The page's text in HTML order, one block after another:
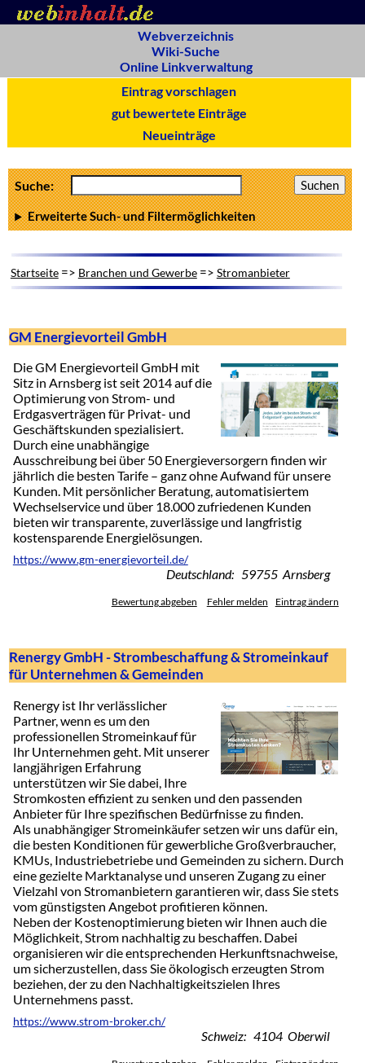
Webverzeichnis
Wiki-Suche
Online Linkverwaltung
Eintrag vorschlagen
gut bewertete Einträge
Neueinträge
Suche:
Erweiterte Such- und Filtermöglichkeiten
Startseite=> Branchen und Gewerbe=> Stromanbieter
GM Energievorteil GmbH
Die GM Energievorteil GmbH mit
Sitz in Arnsberg ist seit 2014 auf die
Optimierung von Strom- und
Erdgasverträgen für Privat- und
Geschäftskunden spezialisiert.
Durch eine unabhängige
Ausschreibung bei über 50 Energieversorgern finden wir
jährlich die besten Tarife – ganz ohne Aufwand für unsere
Kunden. Mit persönlicher Beratung, automatisiertem
Wechselservice und über 18.000 zufriedenen Kunden
bieten wir transparente, zuverlässige und langfristig
kostensparende Energielösungen.
https://www.gm-energievorteil.de/
Deutschland: 59755 Arnsberg
Bewertung abgeben Fehler melden Eintrag ändern
Renergy GmbH - Strombeschaffung & Stromeinkauf
für Unternehmen & Gemeinden
Renergy ist Ihr verlässlicher
Partner, wenn es um den
professionellen Stromeinkauf für
Ihr Unternehmen geht. Mit unserer
langjährigen Erfahrung
unterstützen wir Sie dabei, Ihre
Stromkosten effizient zu senken und den passenden
Anbieter für Ihre spezifischen Bedürfnisse zu finden.
Als unabhängiger Stromeinkäufer setzen wir uns dafür ein,
die besten Konditionen für gewerbliche Großverbraucher,
KMUs, Industriebetriebe und Gemeinden zu sichern. Durch
eine gezielte Marktanalyse und unseren Zugang zu einer
Vielzahl von Stromanbietern garantieren wir, dass Sie stets
vom günstigsten Angebot profitieren können.
Neben der Kostenoptimierung bieten wir Ihnen auch die
Möglichkeit, Strom nachhaltig zu beschaffen. Dabei
organisieren wir die entsprechenden Herkunftsnachweise,
um sicherzustellen, dass Sie ökologisch erzeugten Strom
beziehen, der zu den Nachhaltigkeitszielen Ihres
Unternehmens passt.
https://www.strom-broker.ch/
Schweiz: 4104 Oberwil